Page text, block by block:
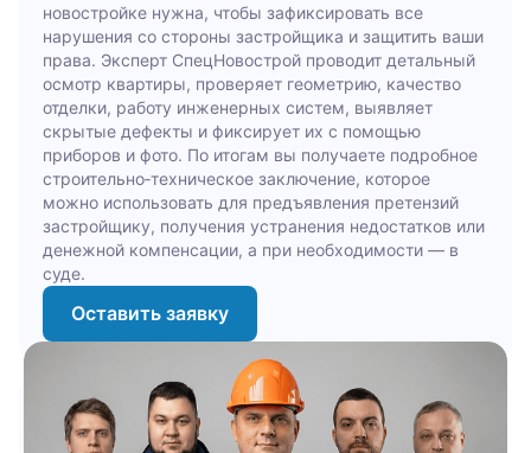
новостройке нужна, чтобы зафиксировать все
нарушения со стороны застройщика и защитить ваши
права. Эксперт СпецНовострой проводит детальный
осмотр квартиры, проверяет геометрию, качество
отделки, работу инженерных систем, выявляет
скрытые дефекты и фиксирует их с помощью
приборов и фото. По итогам вы получаете подробное
строительно‑техническое заключение, которое
можно использовать для предъявления претензий
застройщику, получения устранения недостатков или
денежной компенсации, а при необходимости — в
суде.
Оставить заявку
1 млрд +
Взыскано с застройщиков
60 000 +
Квартир принято экспертами